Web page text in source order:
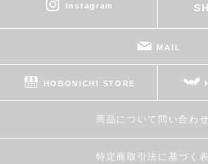
instagram
MAIL
HOBONICHI STORE
商品について問い合わ
特定商取引法に基づく